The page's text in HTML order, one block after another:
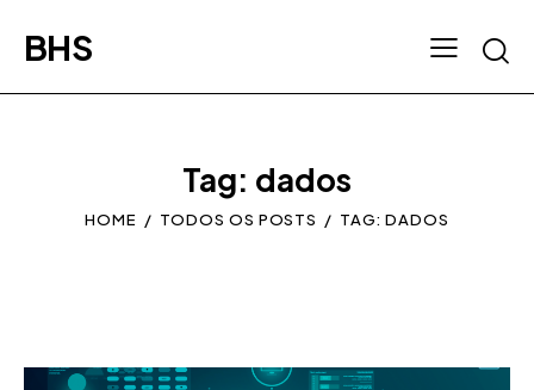
BHS
Tag: dados
HOME TODOS OS POSTS TAG: DADOS